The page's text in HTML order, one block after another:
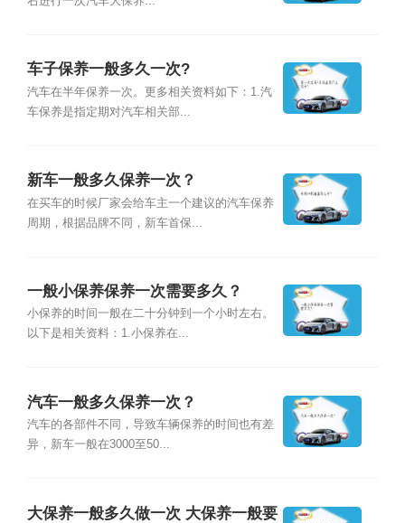
车子保养一般多久一次?
汽车在半年保养一次。更多相关资料如下：1.汽
车保养是指定期对汽车相关部...
新车一般多久保养一次？
在买车的时候厂家会给车主一个建议的汽车保养
周期，根据品牌不同，新车首保...
一般小保养保养一次需要多久？
小保养的时间一般在二十分钟到一个小时左右。
以下是相关资料：1.小保养在...
汽车一般多久保养一次？
汽车的各部件不同，导致车辆保养的时间也有差
异，新车一般在3000至50...
大保养一般多久做一次 大保养一般要